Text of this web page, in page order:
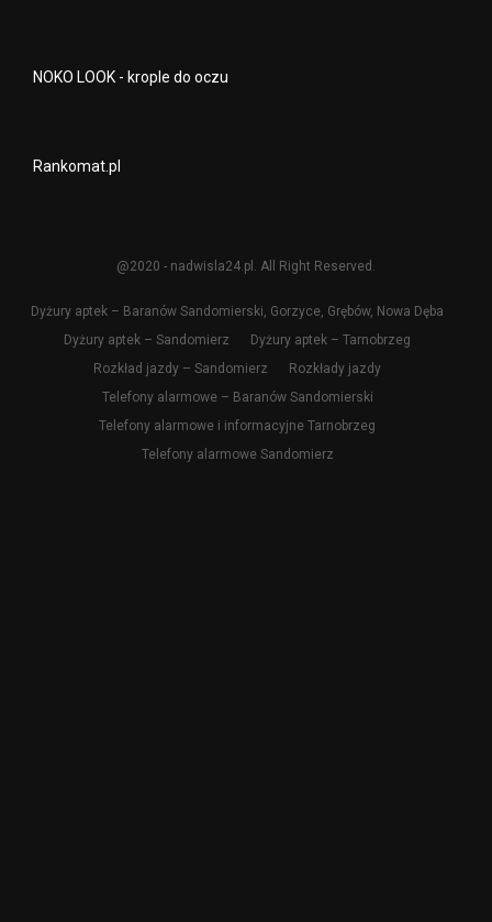
NOKO LOOK - krople do oczu
Rankomat.pl
@2020 - nadwisla24.pl. All Right Reserved.
Dyżury aptek – Baranów Sandomierski, Gorzyce, Grębów, Nowa Dęba
Dyżury aptek – Sandomierz
Dyżury aptek – Tarnobrzeg
Rozkład jazdy – Sandomierz
Rozkłady jazdy
Telefony alarmowe – Baranów Sandomierski
Telefony alarmowe i informacyjne Tarnobrzeg
Telefony alarmowe Sandomierz